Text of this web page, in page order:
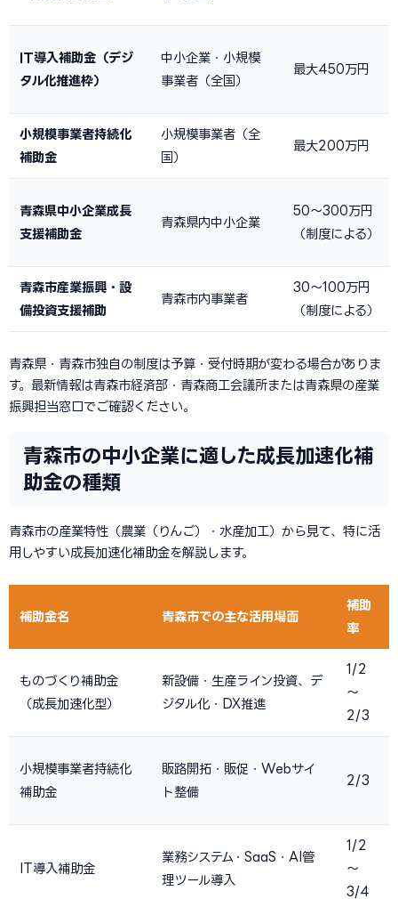
IT導入補助金（デジ
タル化推進枠）
中小企業・小規模
事業者（全国）
最大450万円
小規模事業者持続化
補助金
小規模事業者（全
国）
最大200万円
青森県中小企業成長
支援補助金
青森県内中小企業
50〜300万円
（制度による）
青森市産業振興・設
備投資支援補助
青森市内事業者
30〜100万円
（制度による）
青森県・青森市独自の制度は予算・受付時期が変わる場合がありま
す。最新情報は青森市経済部・青森商工会議所または青森県の産業
振興担当窓口でご確認ください。
青森市の中小企業に適した成長加速化補
助金の種類
青森市の産業特性（農業（りんご）・水産加工）から見て、特に活
用しやすい成長加速化補助金を解説します。
補助金名 青森市での主な活用場面
補助
率
ものづくり補助金
（成長加速化型）
新設備・生産ライン投資、デ
ジタル化・DX推進
1/2
〜
2/3
小規模事業者持続化
補助金
販路開拓・販促・Webサイ
ト整備
2/3
IT導入補助金
業務システム・SaaS・AI管
理ツール導入
1/2
〜
3/4